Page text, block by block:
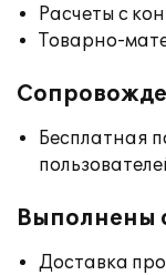
Расчеты с
Товарно-
Бесплатная
Выполнены
Доставка